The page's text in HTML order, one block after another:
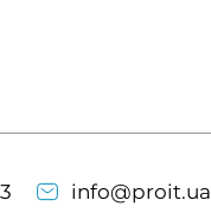
info@proit.ua